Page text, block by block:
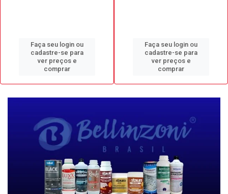
Faça seu login ou
cadastre-se para
ver preços e
comprar
Faça seu login ou
cadastre-se para
ver preços e
comprar